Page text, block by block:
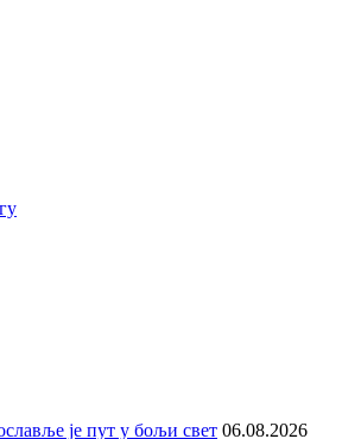
је пут у бољи свет 06.08.2026